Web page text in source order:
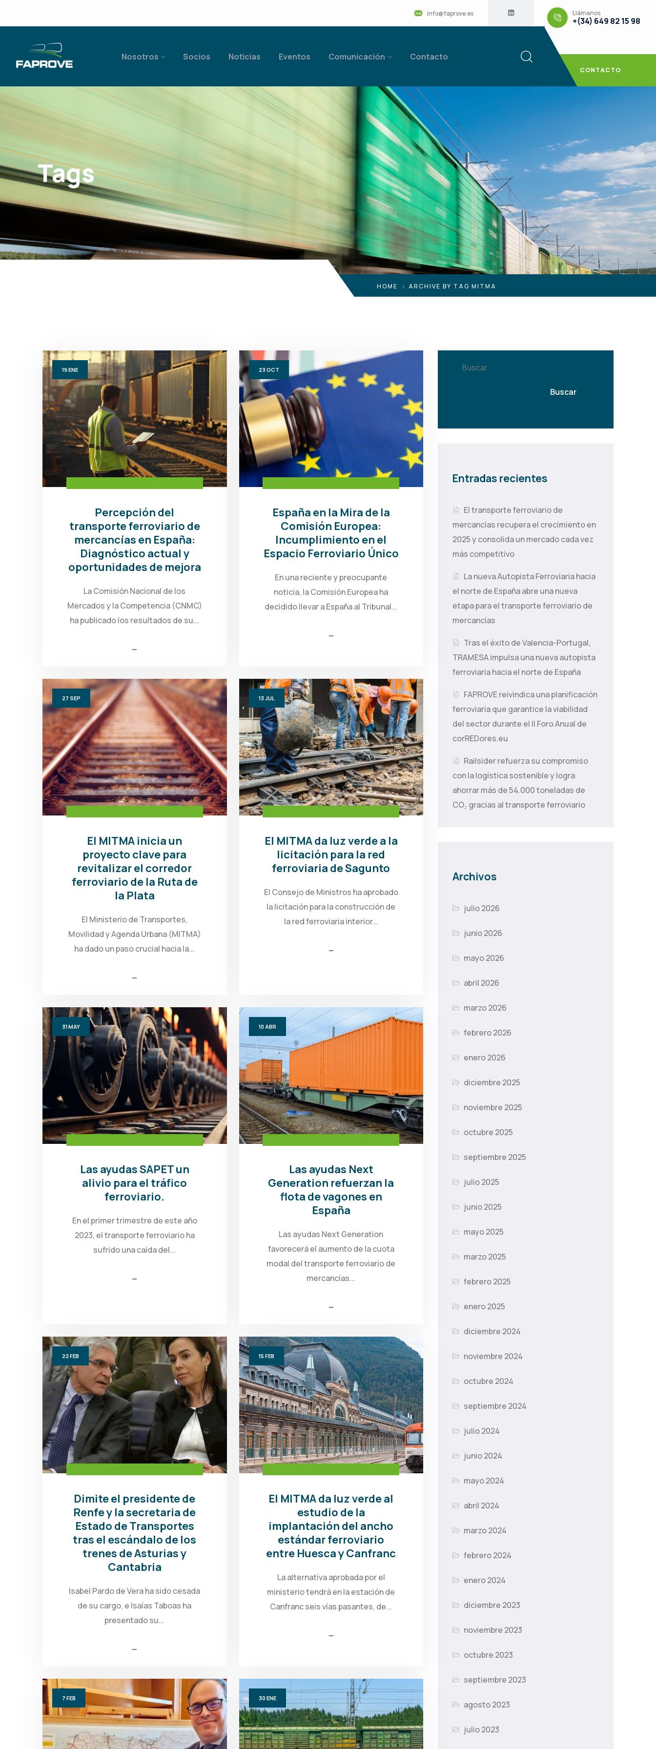
info@faprove.es Llámanos
+(34) 649 82 15 98
Nosotros Socios Noticias Eventos Comunicación Contacto
CONTACTO
Tags
HOME ARCHIVE BY TAG MITMA
19ENE
Percepción del
transporte ferroviario de
mercancías en España:
Diagnóstico actual y
oportunidades de mejora
La Comisión Nacional de los
Mercados y la Competencia (CNMC)
ha publicado los resultados de su...
23OCT
España en la Mira de la
Comisión Europea:
Incumplimiento en el
Espacio Ferroviario Único
En una reciente y preocupante
noticia, la Comisión Europea ha
decidido llevar a España al Tribunal...
27 SEP
El MITMA inicia un
proyecto clave para
revitalizar el corredor
ferroviario de la Ruta de
la Plata
El Ministerio de Transportes,
Movilidad y Agenda Urbana (MITMA)
ha dado un paso crucial hacia la...
13JUL
El MITMA da luz verde a la
licitación para la red
ferroviaria de Sagunto
El Consejo de Ministros ha aprobado
la licitación para la construcción de
la red ferroviaria interior...
31MAY
Las ayudas SAPET un
alivio para el tráfico
ferroviario.
En el primer trimestre de este año
2023, el transporte ferroviario ha
sufrido una caída del...
10ABR
Las ayudas Next
Generation refuerzan la
flota de vagones en
España
Las ayudas Next Generation
favorecerá el aumento de la cuota
modal del transporte ferroviario de
mercancías...
22FEB
Dimite el presidente de
Renfe y la secretaria de
Estado de Transportes
tras el escándalo de los
trenes de Asturias y
Cantabria
Isabel Pardo de Vera ha sido cesada
de su cargo, e Isaías Taboas ha
presentado su...
15 FEB
El MITMA da luz verde al
estudio de la
implantación del ancho
estándar ferroviario
entre Huesca y Canfranc
La alternativa aprobada por el
ministerio tendrá en la estación de
Canfranc seis vías pasantes, de...
7 FEB 30ENE
Buscar
Buscar
Entradas recientes
El transporte ferroviario de
mercancías recupera el crecimiento en
2025 y consolida un mercado cada vez
más competitivo
La nueva Autopista Ferroviaria hacia
el norte de España abre una nueva
etapa para el transporte ferroviario de
mercancías
Tras el éxito de Valencia-Portugal,
TRAMESA impulsa una nueva autopista
ferroviaria hacia el norte de España
FAPROVE reivindica una planificación
ferroviaria que garantice la viabilidad
del sector durante el II Foro Anual de
corREDores.eu
Railsider refuerza su compromiso
con la logística sostenible y logra
ahorrar más de 54.000 toneladas de
CO₂ gracias al transporte ferroviario
Archivos
julio 2026
junio 2026
mayo 2026
abril 2026
marzo 2026
febrero 2026
enero 2026
diciembre 2025
noviembre 2025
octubre 2025
septiembre 2025
julio 2025
junio 2025
mayo 2025
marzo 2025
febrero 2025
enero 2025
diciembre 2024
noviembre 2024
octubre 2024
septiembre 2024
julio 2024
junio 2024
mayo 2024
abril 2024
marzo 2024
febrero 2024
enero 2024
diciembre 2023
noviembre 2023
octubre 2023
septiembre 2023
agosto 2023
julio 2023